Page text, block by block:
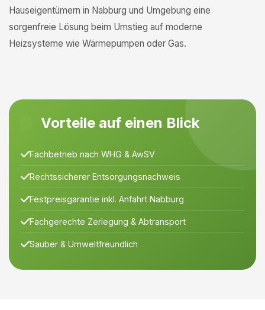
Hauseigentümern in Nabburg und Umgebung eine
sorgenfreie Lösung beim Umstieg auf moderne
Heizsysteme wie Wärmepumpen oder Gas.
Vorteile auf einen Blick
Fachbetrieb nach WHG & AwSV
Rechtssicherer Entsorgungsnachweis
Festpreisgarantie inkl. Anfahrt Nabburg
Fachgerechte Zerlegung & Abtransport
Sauber & Umweltfreundlich